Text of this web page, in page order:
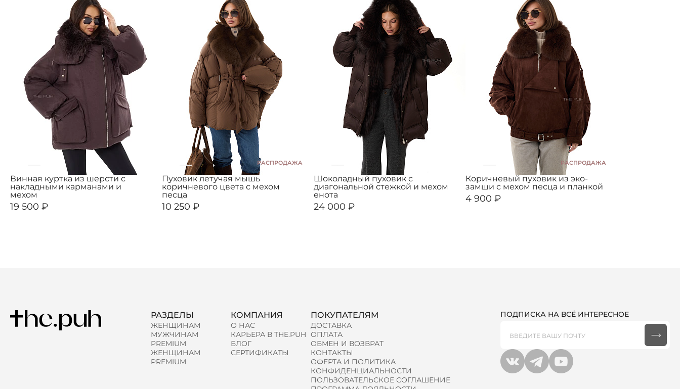
Винная куртка из шерсти с
накладными карманами и
мехом
19 500 ₽
РАСПРОДАЖА
Пуховик летучая мышь
коричневого цвета с мехом
песца
10 250 ₽
Шоколадный пуховик с
диагональной стежкой и мехом
енота
24 000 ₽
РАСПРОДАЖА
Коричневый пуховик из эко-
замши с мехом песца и планкой
4 900 ₽
РАЗДЕЛЫ
ЖЕНЩИНАМ
МУЖЧИНАМ
PREMIUM
ЖЕНЩИНАМ
PREMIUM
КОМПАНИЯ
О НАС
КАРЬЕРА В THE.PUH
БЛОГ
СЕРТИФИКАТЫ
ПОКУПАТЕЛЯМ
ДОСТАВКА
ОПЛАТА
ОБМЕН И ВОЗВРАТ
КОНТАКТЫ
ОФЕРТА И ПОЛИТИКА
КОНФИДЕНЦИАЛЬНОСТИ
ПОЛЬЗОВАТЕЛЬСКОЕ СОГЛАШЕНИЕ
ПОДПИСКА НА ВСЁ ИНТЕРЕСНОЕ